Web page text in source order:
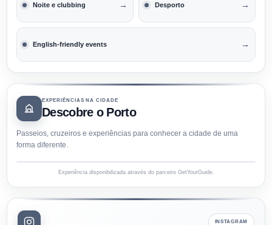
Noite e clubbing → Desporto →
English-friendly events →
EXPERIÊNCIAS NA CIDADE
Descobre o Porto
Passeios, cruzeiros e experiências para conhecer a cidade de uma
forma diferente.
Experiência disponibilizada através do parceiro GetYourGuide.
INSTAGRAM